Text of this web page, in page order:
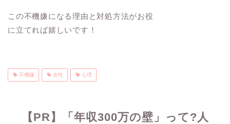
この不機嫌になる理由と対処方法がお役
に立てれば嬉しいです！
不機嫌 女性 心理
【PR】「年収300万の壁」って?人